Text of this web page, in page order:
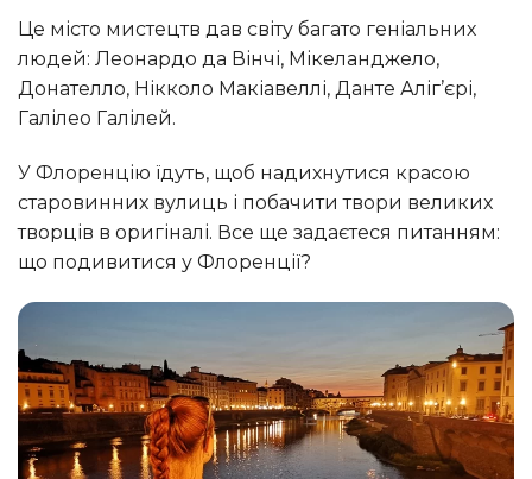
Це місто мистецтв дав світу багато геніальних
людей: Леонардо да Вінчі, Мікеланджело,
Донателло, Нікколо Макіавеллі, Данте Аліг’єрі,
Галілео Галілей.
У Флоренцію їдуть, щоб надихнутися красою
старовинних вулиць і побачити твори великих
творців в оригіналі. Все ще задаєтеся питанням:
що подивитися у Флоренції?